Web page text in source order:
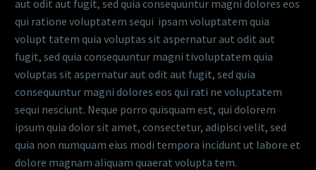
aut odit aut fugit, sed quia consequuntur magni dolores eos
qui ratione voluptatem sequi ipsam voluptatem quia
volupt tatem quia voluptas sit aspernatur aut odit aut
fugit, sed quia consequuntur magni tivoluptatem quia
voluptas sit aspernatur aut odit aut fugit, sed quia
consequuntur magni dolores eos qui rati ne voluptatem
sequi nesciunt. Neque porro quisquam est, qui dolorem
ipsum quia dolor sit amet, consectetur, adipisci velit, sed
quia non numquam eius modi tempora incidunt ut labore et
dolore magnam aliquam quaerat volupta tem.